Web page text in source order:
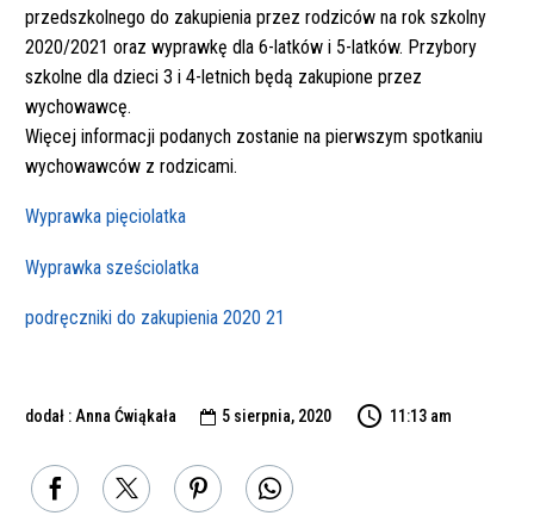
przedszkolnego do zakupienia przez rodziców na rok szkolny
2020/2021 oraz wyprawkę dla 6-latków i 5-latków. Przybory
szkolne dla dzieci 3 i 4-letnich będą zakupione przez
wychowawcę.
Więcej informacji podanych zostanie na pierwszym spotkaniu
wychowawców z rodzicami.
Wyprawka pięciolatka
Wyprawka sześciolatka
podręczniki do zakupienia 2020 21
dodał : Anna Ćwiąkała  5 sierpnia, 2020 11:13 am